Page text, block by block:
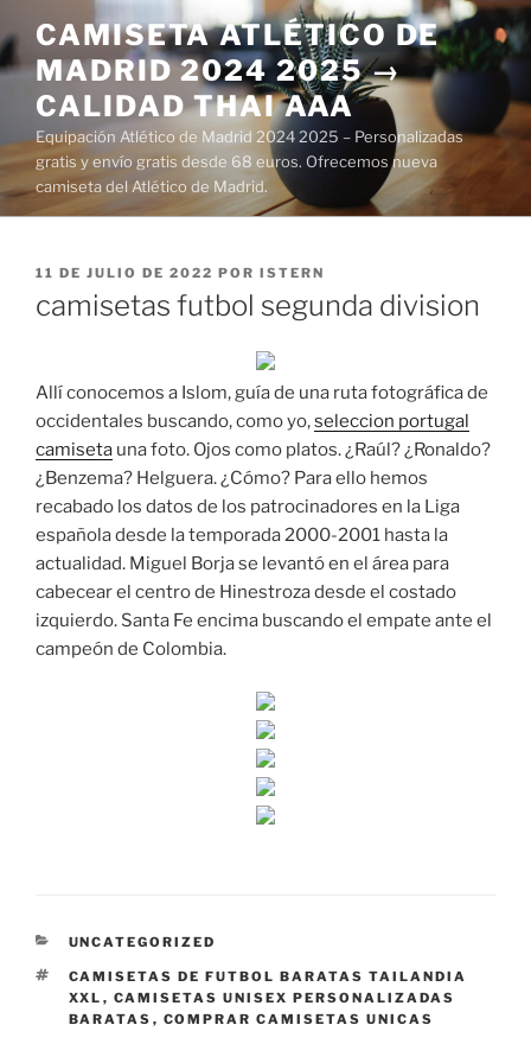
al
contenido
CAMISETA ATLÉTICO DE
MADRID 2024 2025 →
CALIDAD THAI AAA
Equipación Atlético de Madrid 2024 2025 – Personalizadas
gratis y envío gratis desde 68 euros. Ofrecemos nueva
camiseta del Atlético de Madrid.
PUBLICADO
11 DE JULIO DE 2022 POR ISTERN
camisetas futbol segunda division
Allí conocemos a Islom, guía de una ruta fotográfica de
occidentales buscando, como yo,seleccion portugal
camiseta una foto. Ojos como platos. ¿Raúl? ¿Ronaldo?
¿Benzema? Helguera. ¿Cómo? Para ello hemos
recabado los datos de los patrocinadores en la Liga
española desde la temporada 2000-2001 hasta la
actualidad. Miguel Borja se levantó en el área para
cabecear el centro de Hinestroza desde el costado
izquierdo. Santa Fe encima buscando el empate ante el
campeón de Colombia.
CATEGORÍAS
UNCATEGORIZED
ETIQUETAS
CAMISETAS DE FUTBOL BARATAS TAILANDIA
XXL , CAMISETAS UNISEX PERSONALIZADAS
BARATAS , COMPRAR CAMISETAS UNICAS